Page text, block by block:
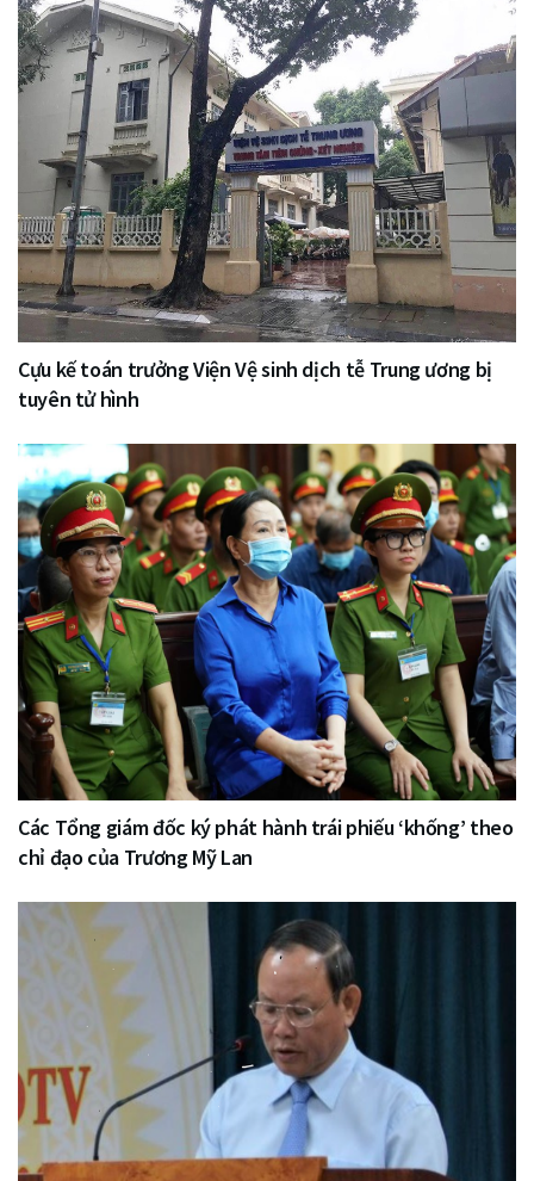
Cựu kế toán trưởng Viện Vệ sinh dịch tễ Trung ương bị
tuyên tử hình
Các Tổng giám đốc ký phát hành trái phiếu ‘khống’ theo
chỉ đạo của Trương Mỹ Lan